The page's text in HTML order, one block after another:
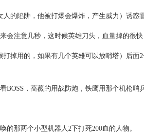
的陷阱，他被打爆会爆炸，产生威力）诱惑
注意几秒，这时候英雄刀头，血量掉的很
用的，如果有几个英雄可以放哨塔）后面
，蔷薇的用战防炮，铁鹰用那个机枪哨
那两个小型机器人2下打死200血的人物。